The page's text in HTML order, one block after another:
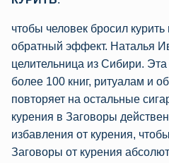
чтобы человек бросил
обратный эффект. Наталья
целительница из Сибири.
более 100 книг, ритуалам и
повторяет на остальные
курения в Заговоры
избавления от курения,
Заговоры от курения